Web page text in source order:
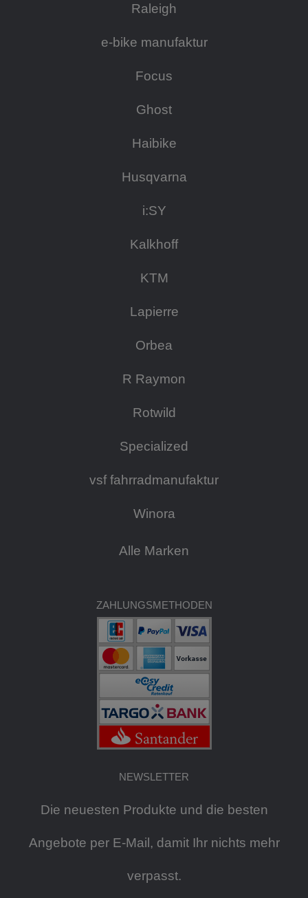
Raleigh
e-bike manufaktur
Focus
Ghost
Haibike
Husqvarna
i:SY
Kalkhoff
KTM
Lapierre
Orbea
R Raymon
Rotwild
Specialized
vsf fahrradmanufaktur
Winora
Alle Marken
ZAHLUNGSMETHODEN
NEWSLETTER
Die neuesten Produkte und die besten
Angebote per E-Mail, damit Ihr nichts mehr
verpasst.